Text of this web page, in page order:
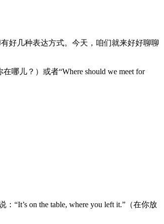
好几种表达方式。今天，咱们就来好好聊聊
哪儿？）或者“Where should we meet for
on the table, where you left it.”（在你放